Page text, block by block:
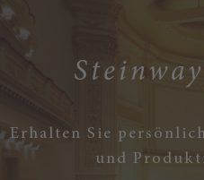
Steinway
Erhalten Sie
und